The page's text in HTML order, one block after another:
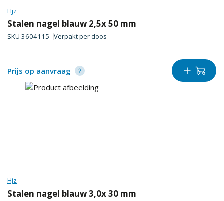
Hjz
Stalen nagel blauw 2,5x 50 mm
SKU 3604115 Verpakt perdoos
Prijs op aanvraag
Hjz
Stalen nagel blauw 3,0x 30 mm